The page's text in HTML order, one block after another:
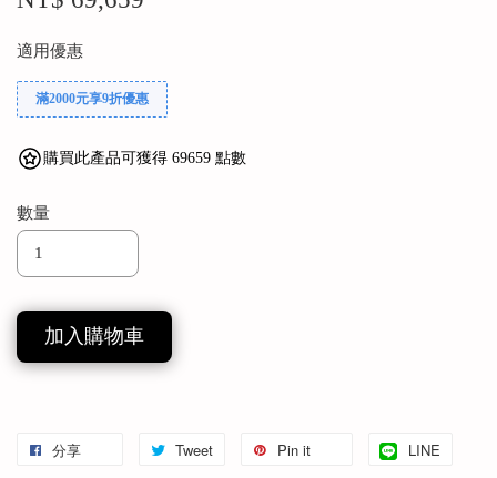
適用優惠
滿2000元享9折優惠
購買此產品可獲得 69659 點數
數量
加入購物車
分享 Tweet Pin it LINE